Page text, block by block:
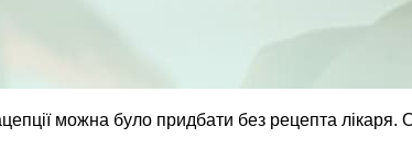
можна було придбати без рецепта лікаря.